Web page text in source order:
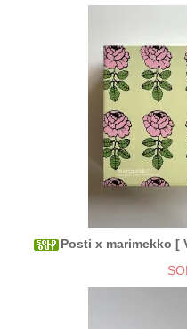
Posti x marimekko [